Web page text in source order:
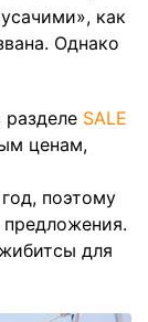
как
Однако
SALE
ценам,
поэтому
для